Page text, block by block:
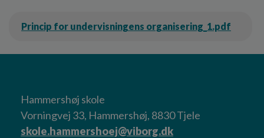
Princip for undervisningens organisering_1.pdf
Hammershøj skole
Vorningvej 33, Hammershøj, 8830 Tjele
skole.hammershoej@viborg.dk